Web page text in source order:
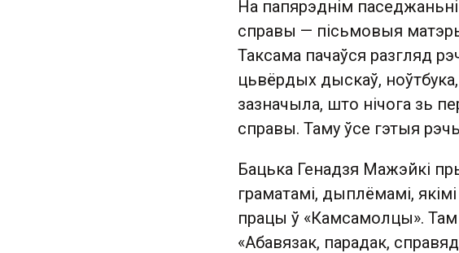
На папярэднім
справы — пісьмовыя
Таксама пачаўся разгляд
цьвёрдых дыскаў,
зазначыла, што нічога зь
справы. Таму ўсе гэтыя
Бацька Генадзя Мажэйкі
граматамі, дыплёмамі,
працы ў «Камсамолцы».
«Абавязак, парадак,